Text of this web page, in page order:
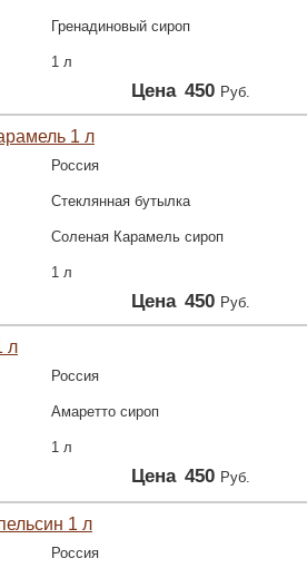
Гренадиновый сироп
1 л
Цена 450 Руб.
1 л
Россия
Стеклянная бутылка
Соленая Карамель сироп
1 л
Цена 450 Руб.
л
Россия
Амаретто сироп
1 л
Цена 450 Руб.
1 л
Россия